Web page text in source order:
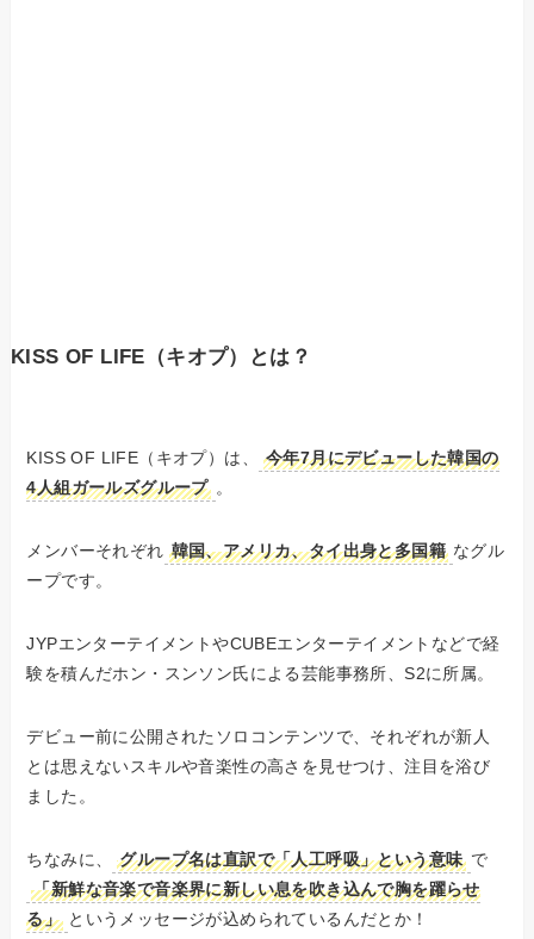
KISS OF LIFE（キオプ）とは？
KISS OF LIFE（キオプ）は、
今年7月にデビューした韓国の
4人組ガールズグループ 。
メンバーそれぞれ 韓国、アメリカ、タイ出身と多国籍 なグル
ープです。
JYPエンターテイメントやCUBEエンターテイメントなどで経
験を積んだホン・スンソン氏による芸能事務所、S2に所属。
デビュー前に公開されたソロコンテンツで、それぞれが新人
とは思えないスキルや音楽性の高さを見せつけ、注目を浴び
ました。
ちなみに、 グループ名は直訳で「人工呼吸」という意味 で
「新鮮な音楽で音楽界に新しい息を吹き込んで胸を躍らせ
る」 というメッセージが込められているんだとか！